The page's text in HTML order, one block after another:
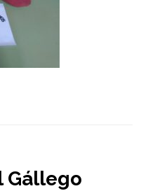
Gállego